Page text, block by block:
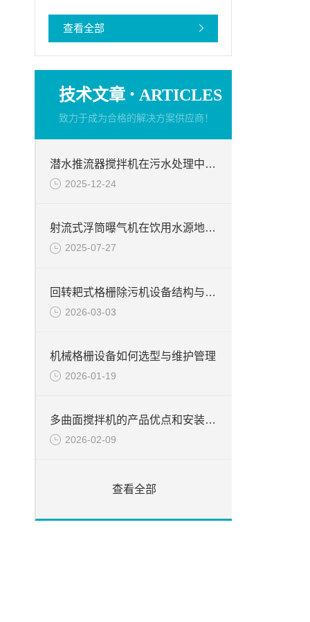
查看全部
技术文章 · ARTICLES
致力于成为合格的解决方案供应商！
潜水推流器搅拌机在污水处理中的效果
2025-12-24
射流式浮筒曝气机在饮用水源地保护中的重要意义体现方面
2025-07-27
回转耙式格栅除污机设备结构与工作原理
2026-03-03
机械格栅设备如何选型与维护管理
2026-01-19
多曲面搅拌机的产品优点和安装步骤
2026-02-09
查看全部